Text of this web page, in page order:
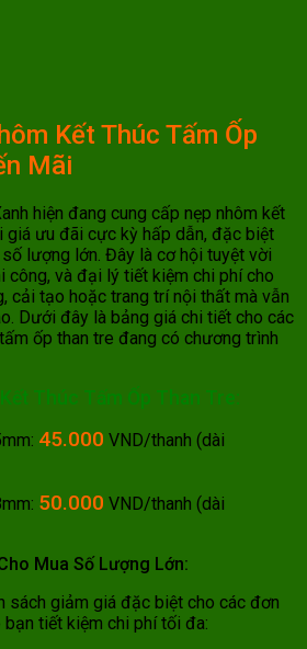
Kết Thúc Tấm Ốp
Mãi
hiện đang cung cấp nẹp nhôm kết
giá ưu đãi cực kỳ hấp dẫn, đặc biệt
lượng lớn. Đây là cơ hội tuyệt vời
công, và đại lý tiết kiệm chi phí cho
cải tạo hoặc trang trí nội thất mà vẫn
Dưới đây là bảng giá chi tiết cho các
ốp than tre đang có chương trình
Thúc Tấm Ốp Than Tre:
45.000 VND/thanh (dài
50.000 VND/thanh (dài
Mua Số Lượng Lớn:
sách giảm giá đặc biệt cho các đơn
tiết kiệm chi phí tối đa: